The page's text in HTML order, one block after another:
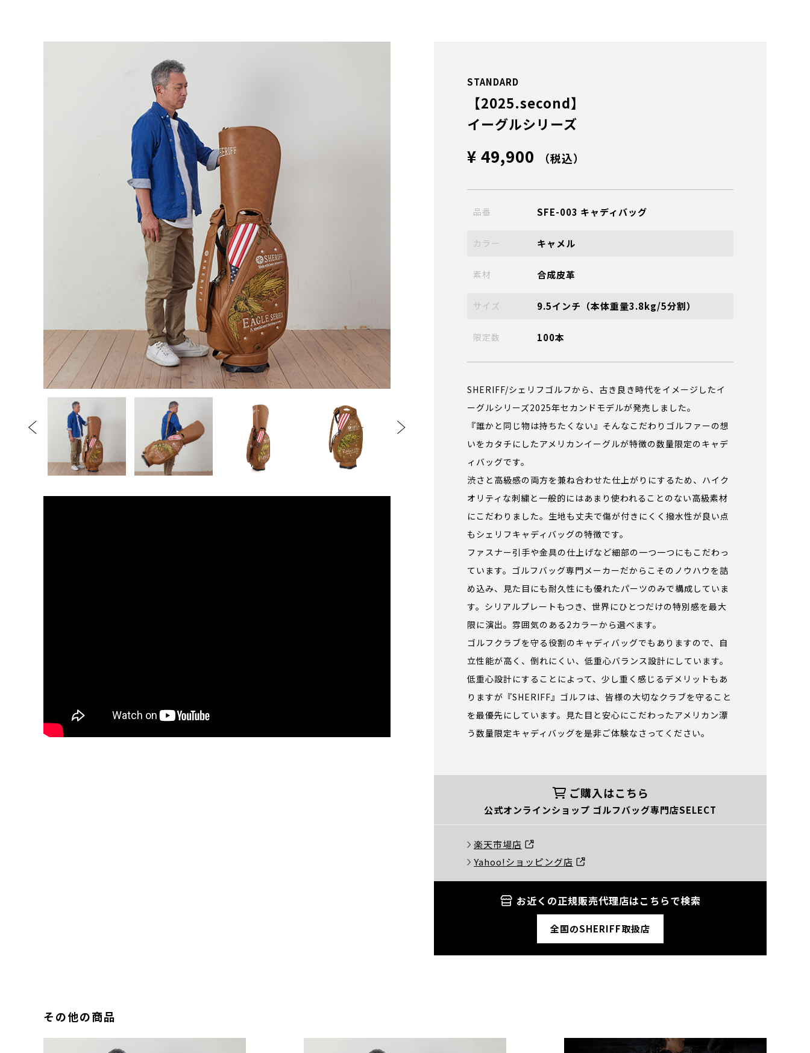
Warning: Undefined variable $attributes in
golf.co.jp/public_html/wordpress/wp-content/themes/sheriff/single-item.php
on line
STANDARD
【2025.second】
イーグルシリーズ
¥ 49,900 （税込）
品番 SFE-003 キャディバッグ
カラー キャメル
素材 合成皮革
サイズ 9.5インチ（本体重量3.8kg/5分割）
限定数 100本
SHERIFF/シェリフゴルフから、古き良き時代をイメージしたイ
ーグルシリーズ2025年セカンドモデルが発売しました。
『誰かと同じ物は持ちたくない』そんなこだわりゴルファーの想
いをカタチにしたアメリカンイーグルが特徴の数量限定のキャデ
ィバッグです。
渋さと高級感の両方を兼ね合わせた仕上がりにするため、ハイク
オリティな刺繍と一般的にはあまり使われることのない高級素材
にこだわりました。生地も丈夫で傷が付きにくく撥水性が良い点
もシェリフキャディバッグの特徴です。
ファスナー引手や金具の仕上げなど細部の一つ一つにもこだわっ
ています。ゴルフバッグ専門メーカーだからこそのノウハウを詰
め込み、見た目にも耐久性にも優れたパーツのみで構成していま
す。シリアルプレートもつき、世界にひとつだけの特別感を最大
限に演出。雰囲気のある2カラーから選べます。
ゴルフクラブを守る役割のキャディバッグでもありますので、自
立性能が高く、倒れにくい、低重心バランス設計にしています。
低重心設計にすることによって、少し重く感じるデメリットもあ
りますが『SHERIFF』ゴルフは、皆様の大切なクラブを守ること
を最優先にしています。見た目と安心にこだわったアメリカン漂
う数量限定キャディバッグを是非ご体験なさってください。
ご購入はこちら
公式オンラインショップ ゴルフバッグ専門店SELECT
楽天市場店
Yahoo!ショッピング店
お近くの正規販売代理店はこちらで検索
全国のSHERIFF取扱店
その他の商品